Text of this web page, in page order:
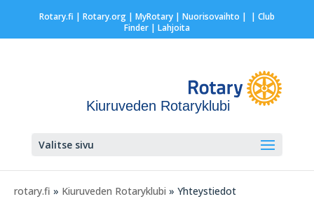
Rotary.fi | Rotary.org| MyRotary | Nuorisovaihto | | Club
Finder| Lahjoita
Kiuruveden Rotaryklubi
Valitse sivu
rotary.fi » Kiuruveden Rotaryklubi » Yhteystiedot